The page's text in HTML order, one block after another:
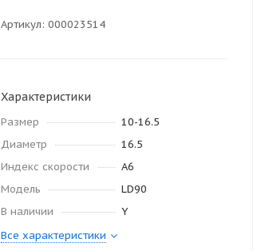
Артикул: 000023514
Характеристики
Размер
10-16.5
Диаметр
16.5
Индекс скорости
A6
Модель
LD90
В наличии
Y
Все характеристики